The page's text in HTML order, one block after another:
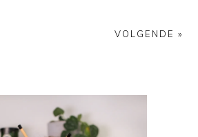
VOLGENDE »